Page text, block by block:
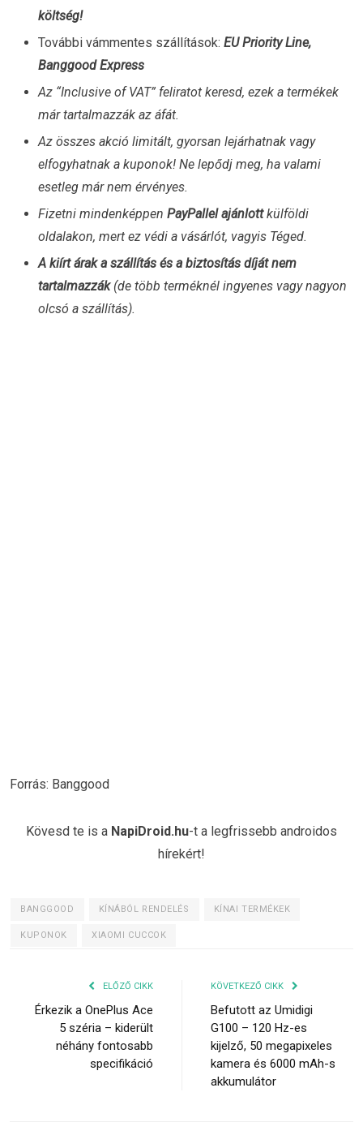
költség!
További vámmentes szállítások: EU Priority Line,
Banggood Express
Az “Inclusive of VAT” feliratot keresd, ezek a termékek
már tartalmazzák az áfát.
Az összes akció limitált, gyorsan lejárhatnak vagy
elfogyhatnak a kuponok! Ne lepődj meg, ha valami
esetleg már nem érvényes.
Fizetni mindenképpen PayPallel ajánlottkülföldi
oldalakon, mert ez védi a vásárlót, vagyis Téged.
A kiírt árak a szállítás és a biztosítás díját nem
tartalmazzák(de több terméknél ingyenes vagy nagyon
olcsó a szállítás).
Forrás: Banggood
Kövesd te is a NapiDroid.hu-t a legfrissebb androidos
hírekért!
BANGGOOD KÍNÁBÓL RENDELÉS KÍNAI TERMÉKEK
KUPONOK XIAOMI CUCCOK
ELŐZŐ CIKK
Érkezik a OnePlus Ace
5 széria – kiderült
néhány fontosabb
specifikáció
KÖVETKEZŐ CIKK
Befutott az Umidigi
G100 – 120 Hz-es
kijelző, 50 megapixeles
kamera és 6000 mAh-s
akkumulátor